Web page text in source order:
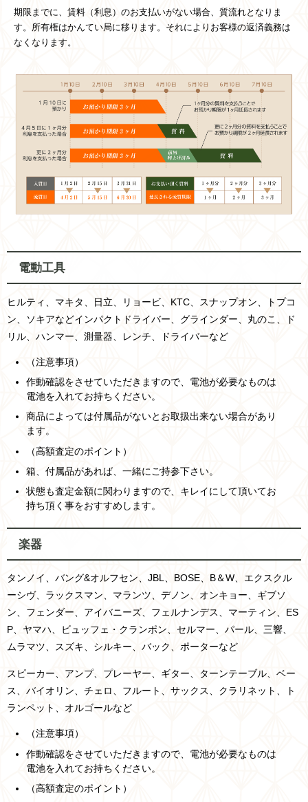
期限までに、賃料（利息）のお支払いがない場合、質流れとなりま
す。所有権はかんてい局に移ります。それによりお客様の返済義務は
なくなります。
電動工具
ヒルティ、マキタ、日立、リョービ、KTC、スナップオン、トプコ
ン、ソキアなどインパクトドライバー、グラインダー、丸のこ、ド
リル、ハンマー、測量器、レンチ、ドライバーなど
（注意事項）
作動確認をさせていただきますので、電池が必要なものは
電池を入れてお持ちください。
商品によっては付属品がないとお取扱出来ない場合があり
ます。
（高額査定のポイント）
箱、付属品があれば、一緒にご持参下さい。
状態も査定金額に関わりますので、キレイにして頂いてお
持ち頂く事をおすすめします。
楽器
タンノイ、バング&オルフセン、JBL、BOSE、B＆W、エクスクル
ーシヴ、ラックスマン、マランツ、デノン、オンキョー、ギブソ
ン、フェンダー、アイバニーズ、フェルナンデス、マーティン、ES
P、ヤマハ、ビュッフェ・クランポン、セルマー、パール、三響、
ムラマツ、スズキ、シルキー、バック、ポーターなど
スピーカー、アンプ、プレーヤー、ギター、ターンテーブル、ベー
ス、バイオリン、チェロ、フルート、サックス、クラリネット、ト
ランペット、オルゴールなど
（注意事項）
作動確認をさせていただきますので、電池が必要なものは
電池を入れてお持ちください。
（高額査定のポイント）